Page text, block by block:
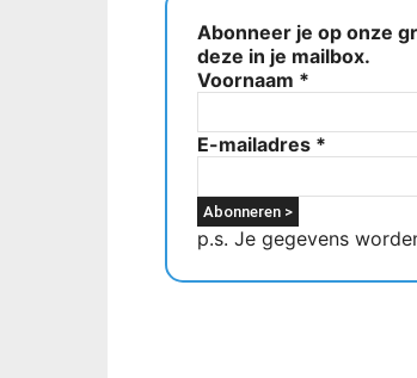
Abonneer je op onze
deze in je mailbox.
Voornaam *
E-mailadres *
p.s. Je gegevens